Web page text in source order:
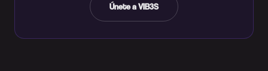
Únete a VIB3S